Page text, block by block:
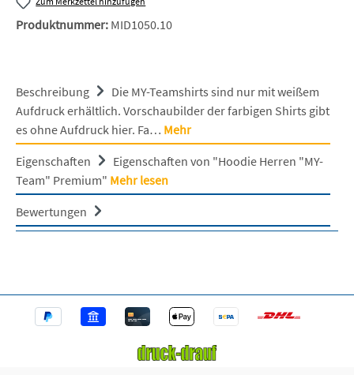
Produktnummer: MID1050.10
Beschreibung
Die MY-Teamshirts sind nur mit weißem
Aufdruck erhältlich. Vorschaubilder der farbigen Shirts gibt
es ohne Aufdruck hier. Fa… Mehr
Eigenschaften
Eigenschaften von "Hoodie Herren "MY-
Team" Premium" Mehr lesen
Bewertungen